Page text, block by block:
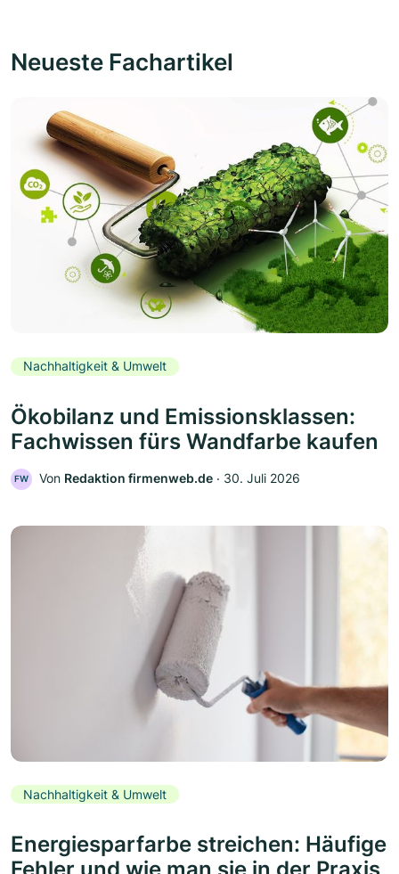
Neueste Fachartikel
Nachhaltigkeit & Umwelt
Ökobilanz und Emissionsklassen:
Fachwissen fürs Wandfarbe kaufen
FW Von Redaktion firmenweb.de ‧ 30. Juli 2026
Nachhaltigkeit & Umwelt
Energiesparfarbe streichen: Häufige